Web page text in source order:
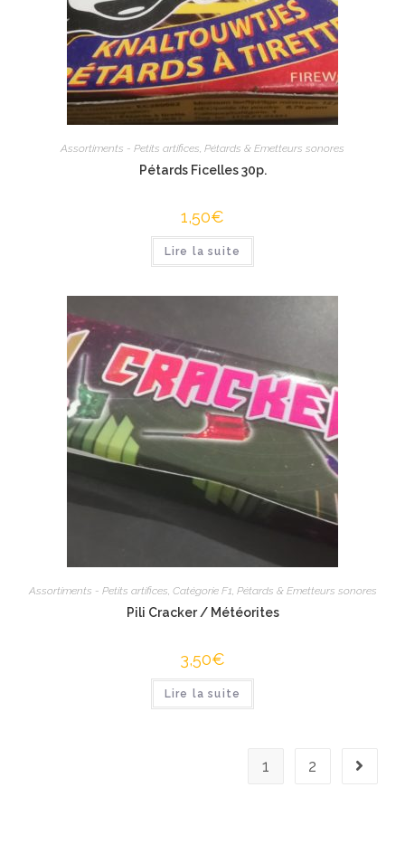
Assortiments - Petits artifices, Pétards & Emetteurs sonores
Pétards Ficelles 30p.
1,50€
Lire la suite
Assortiments - Petits artifices, Catégorie F1, Pétards & Emetteurs sonores
Pili Cracker / Météorites
3,50€
Lire la suite
1 2